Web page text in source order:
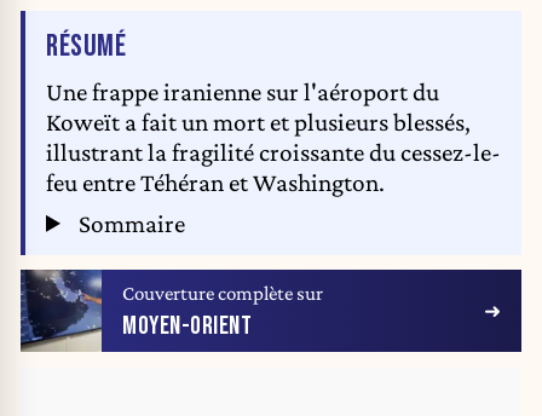
RÉSUMÉDE L'ARTICLE
Une frappe iranienne sur l'aéroport du
Koweït a fait un mort et plusieurs blessés,
illustrant la fragilité croissante du cessez-le-
feu entre Téhéran et Washington.
Sommaire
Couverture complète sur
MOYEN-ORIENT